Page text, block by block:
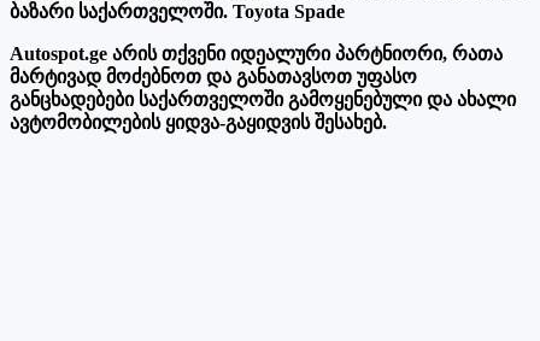
ბაზარი საქართველოში. Toyota Spade
Autospot.ge არის თქვენი იდეალური პარტნიორი, რათა
მარტივად მოძებნოთ და განათავსოთ უფასო
განცხადებები საქართველოში გამოყენებული და ახალი
ავტომობილების ყიდვა-გაყიდვის შესახებ.